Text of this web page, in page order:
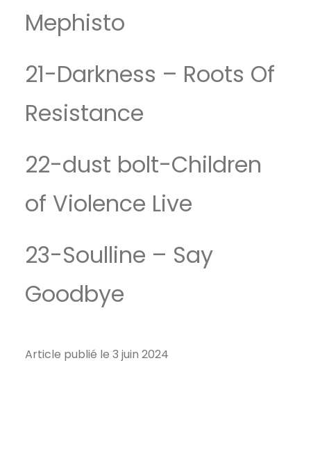
Mephisto
21-Darkness – Roots Of
Resistance
22-dust bolt-Children
of Violence Live
23-Soulline – Say
Goodbye
Article publié le 3 juin 2024